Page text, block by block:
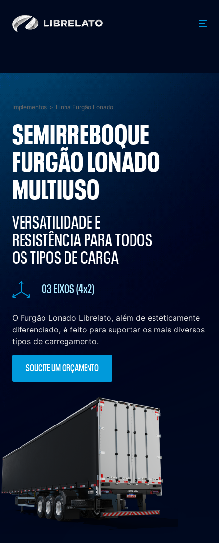
Implementos > Linha Furgão Lonado
SEMIRREBOQUE
FURGÃO LONADO
MULTIUSO
VERSATILIDADE E
RESISTÊNCIA PARA TODOS
OS TIPOS DE CARGA
03 EIXOS (4x2)
O Furgão Lonado Librelato, além de esteticamente
diferenciado, é feito para suportar os mais diversos
tipos de carregamento.
SOLICITE UM ORÇAMENTO